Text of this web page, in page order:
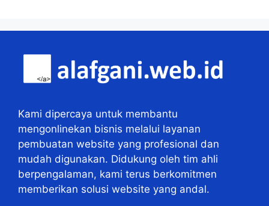
Kami dipercaya untuk membantu
mengonlinekan bisnis melalui layanan
pembuatan website yang profesional dan
mudah digunakan. Didukung oleh tim ahli
berpengalaman, kami terus berkomitmen
memberikan solusi website yang andal.